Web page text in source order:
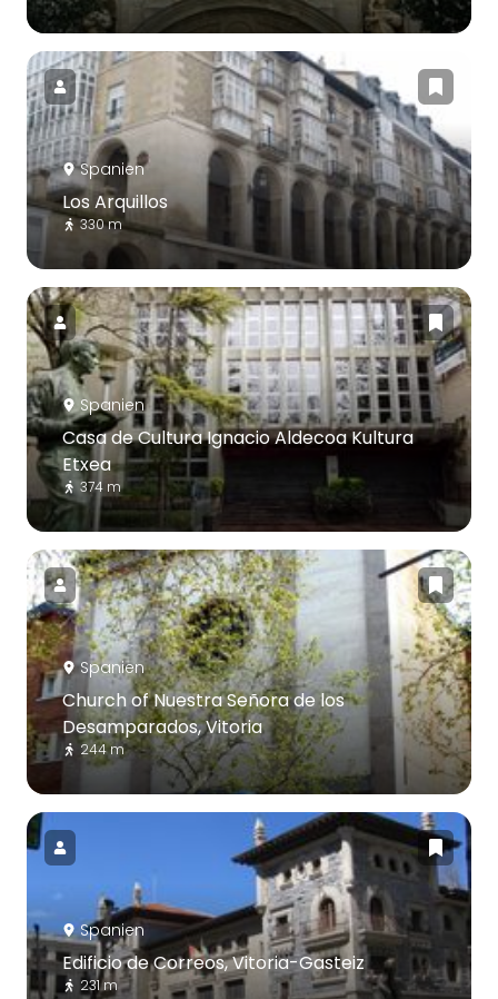
Spanien
Los Arquillos
330 m
Spanien
Casa de Cultura Ignacio Aldecoa Kultura
Etxea
374 m
Spanien
Church of Nuestra Señora de los
Desamparados, Vitoria
244 m
Spanien
Edificio de Correos, Vitoria-Gasteiz
231 m